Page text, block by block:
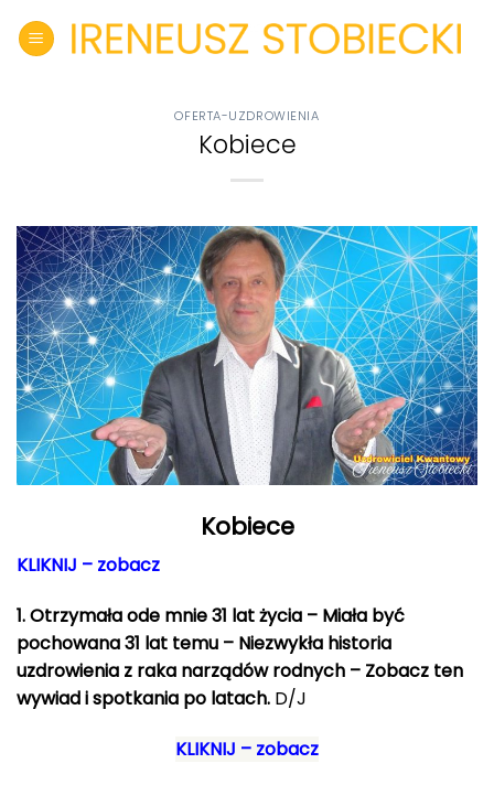
OFERTA-UZDROWIENIA
Kobiece
Kobiece
KLIKNIJ – zobacz
1. Otrzymała ode mnie 31 lat życia – Miała być
pochowana 31 lat temu – Niezwykła historia
uzdrowienia z raka narządów rodnych – Zobacz ten
wywiad i spotkania po latach. D/J
KLIKNIJ – zobacz